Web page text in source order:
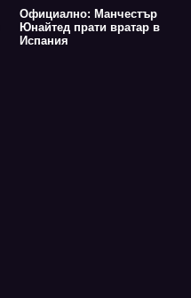
Официално: Манчестър
Юнайтед прати вратар в
Испания